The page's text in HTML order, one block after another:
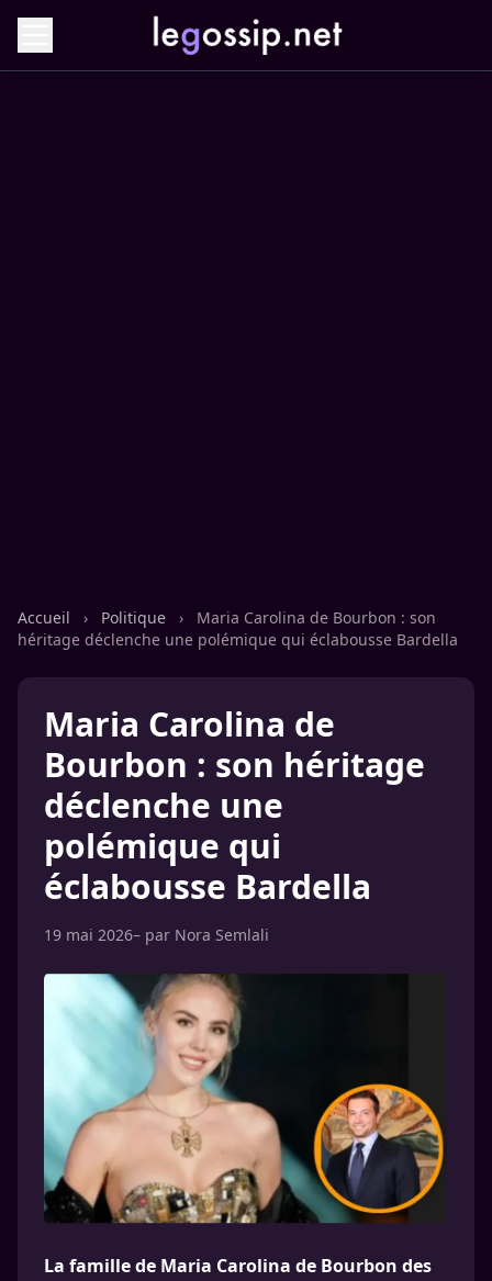
Accueil › Politique ›
Maria Carolina de Bourbon : son
héritage déclenche une polémique qui éclabousse Bardella
Maria Carolina de
Bourbon : son héritage
déclenche une
polémique qui
éclabousse Bardella
19 mai 2026– par Nora Semlali
La famille de Maria Carolina de Bourbon des